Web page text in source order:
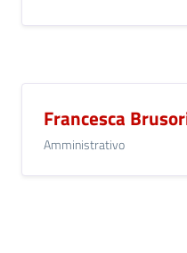
Francesca
Amministrativo